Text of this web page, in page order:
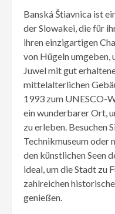
Banská Štiavnica ist
der Slowakei, die für
ihren einzigartigen
von Hügeln umgeben,
Juwel mit gut
mittelalterlichen
1993 zum UNESCO-
ein wunderbarer Ort,
zu erleben. Besuchen
Technikmuseum oder
den künstlichen Seen
ideal, um die Stadt zu
zahlreichen
genießen.